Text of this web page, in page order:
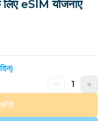
लिए eSIM योजनाएं